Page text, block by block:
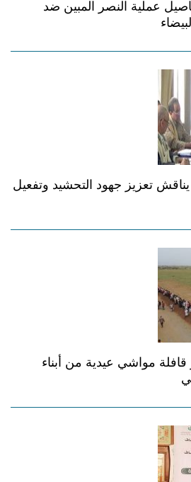
عملية النصر المبين ضد
تعزيز جهود التحشيد وتفعيل
قافلة مواشي عيدية من أبناء